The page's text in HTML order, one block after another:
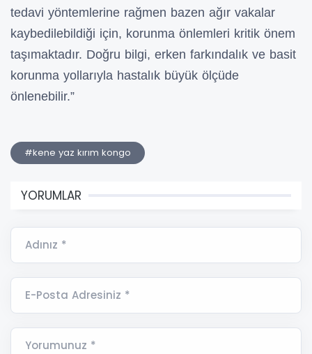
tedavi yöntemlerine rağmen bazen ağır vakalar
kaybedilebildiği için, korunma önlemleri kritik önem
taşımaktadır. Doğru bilgi, erken farkındalık ve basit
korunma yollarıyla hastalık büyük ölçüde
önlenebilir.”
#kene yaz kırım kongo
YORUMLAR
Adınız *
E-Posta Adresiniz *
Yorumunuz *